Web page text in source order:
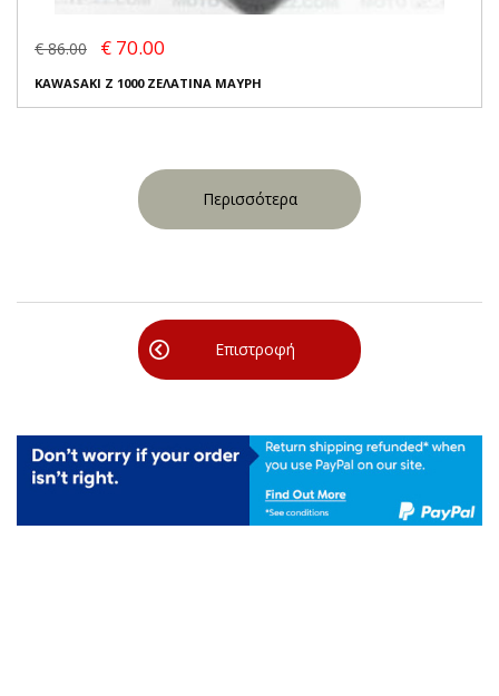
€ 86.00 € 70.00
KAWASAKI Z 1000 ΖΕΛΑΤΙΝΑ ΜΑΥΡΗ
Περισσότερα
Επιστροφή